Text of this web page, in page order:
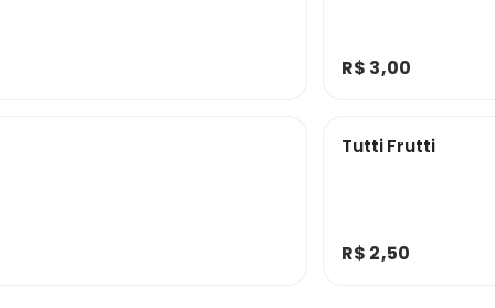
R$ 3,00
Tutti Frutti
R$ 2,50